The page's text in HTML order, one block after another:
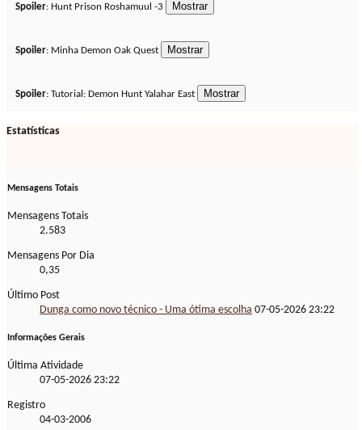
Spoiler: Hunt Prison Roshamuul -3
Spoiler: Minha Demon Oak Quest
Spoiler: Tutorial: Demon Hunt Yalahar East
Estatísticas
Mensagens Totais
Mensagens Totais
2.583
Mensagens Por Dia
0,35
Último Post
Dunga como novo técnico - Uma ótima escolha 07-05-2026 23:22
Informações Gerais
Última Atividade
07-05-2026 23:22
Registro
04-03-2006